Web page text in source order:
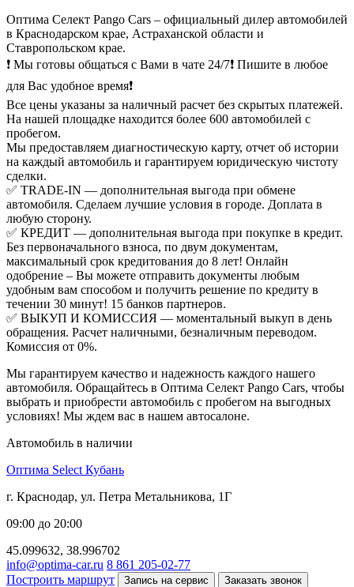
Оптима Селект Pango Cars – официальный дилер автомобилей
в Краснодарском крае, Астраханской области и
Ставропольском крае.
❗ Мы готовы общаться с Вами в чате 24/7❗ Пишите в любое
для Вас удобное время❗
Все цены указаны за наличный расчет без скрытых платежей.
На нашей площадке находится более 600 автомобилей с
пробегом.
Мы предоставляем диагностическую карту, отчет об истории
на каждый автомобиль и гарантируем юридическую чистоту
сделки.
✅ TRADE-IN — дополнительная выгода при обмене
автомобиля. Сделаем лучшие условия в городе. Доплата в
любую сторону.
✅ КРЕДИТ — дополнительная выгода при покупке в кредит.
Без первоначального взноса, по двум документам,
максимальный срок кредитования до 8 лет! Онлайн
одобрение – Вы можете отправить документы любым
удобным вам способом и получить решение по кредиту в
течении 30 минут! 15 банков партнеров.
✅ ВЫКУП И КОМИССИЯ — моментальный выкуп в день
обращения. Расчет наличными, безналичным переводом.
Комиссия от 0%.
Мы гарантируем качество и надежность каждого нашего
автомобиля. Обращайтесь в Оптима Селект Pango Cars, чтобы
выбрать и приобрести автомобиль с пробегом на выгодных
условиях! Мы ждем вас в нашем автосалоне.
Автомобиль в наличии
Оптима Select Кубань
г. Краснодар, ул. Петра Метальникова, 1Г
09:00 до 20:00
45.099632, 38.996702
info@optima-car.ru 8 861 205-02-77
Построить маршрут
Запись на сервис Заказать звонок